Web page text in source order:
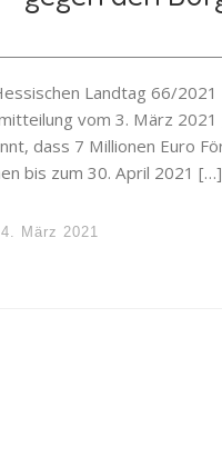
Landtag 66/
vom 3. März
dass 7 Millionen Euro
bis zum 30. April 2021 […]
4. März 2021